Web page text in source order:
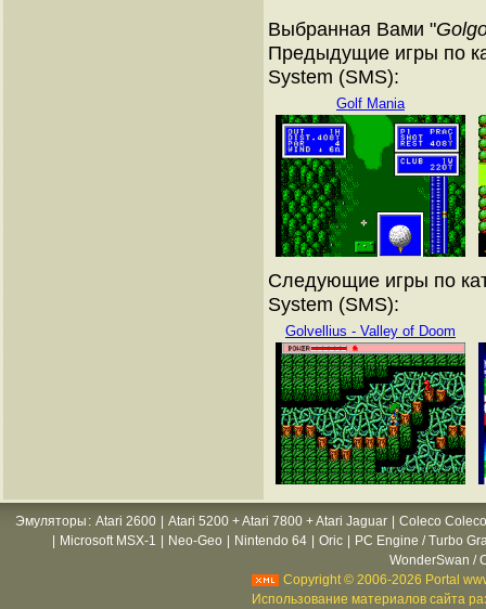
Выбранная Вами "
Предыдущие игры по
System (SMS):
Golf Mania
Следующие игры по
System (SMS):
Golvellius - Valley of Doom
Эмуляторы : Atari 2600 Atari 5200 + Atari 7800 + Atari Jaguar
Coleco
Microsoft MSX-1 Neo-Geo Nintendo 64 Oric
PC Engine / Turbo
WonderSwan /
Copyright © 2006-2026 Portal
Использование материалов сайта